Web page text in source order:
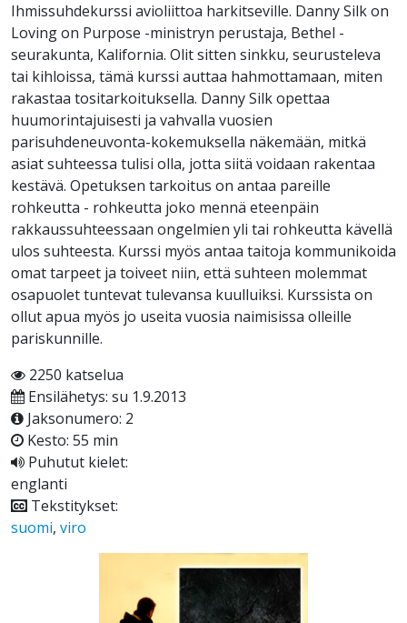
Ihmissuhdekurssi avioliittoa harkitseville. Danny Silk on
Loving on Purpose -ministryn perustaja, Bethel -
seurakunta, Kalifornia. Olit sitten sinkku, seurusteleva
tai kihloissa, tämä kurssi auttaa hahmottamaan, miten
rakastaa tositarkoituksella. Danny Silk opettaa
huumorintajuisesti ja vahvalla vuosien
parisuhdeneuvonta-kokemuksella näkemään, mitkä
asiat suhteessa tulisi olla, jotta siitä voidaan rakentaa
kestävä. Opetuksen tarkoitus on antaa pareille
rohkeutta - rohkeutta joko mennä eteenpäin
rakkaussuhteessaan ongelmien yli tai rohkeutta kävellä
ulos suhteesta. Kurssi myös antaa taitoja kommunikoida
omat tarpeet ja toiveet niin, että suhteen molemmat
osapuolet tuntevat tulevansa kuulluiksi. Kurssista on
ollut apua myös jo useita vuosia naimisissa olleille
pariskunnille.
2250 katselua
Ensilähetys: su 1.9.2013
Jaksonumero: 2
Kesto: 55 min
Puhutut kielet:
englanti
Tekstitykset:
suomi, viro